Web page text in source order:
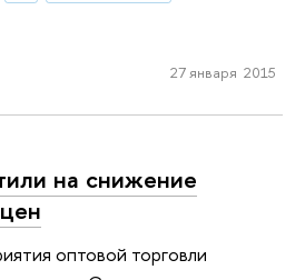
27 января 2015
на снижение
оптовой торговли